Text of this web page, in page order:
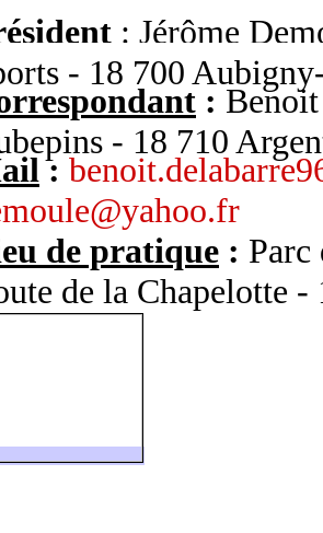
: Jérôme
- 18 700
:
- 18 710
:
de pratique : Parc
de la Chapelotte